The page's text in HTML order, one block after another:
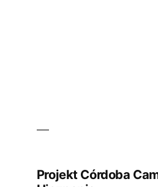
Projekt Córdoba